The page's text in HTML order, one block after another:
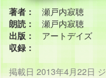
著者：
瀬戸内寂聴
朗読：
瀬戸内寂聴
出版：
アートデイズ
収録：
掲載日 2013年4月22日